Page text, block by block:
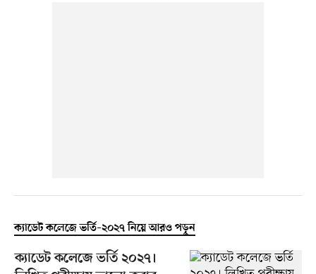
ক্যাডেট কলেজে ভর্তি–২০২৭ নিয়ে আরও পড়ুন
ক্যাডেট কলেজে ভর্তি ২০২৭।